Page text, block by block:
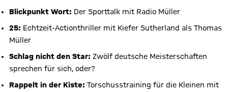
Blickpunkt Wort: Der Sporttalk mit Radio Müller
25: Echtzeit-Actionthriller mit Kiefer Sutherland als Thomas
Müller
Schlag nicht den Star: Zwölf deutsche Meisterschaften
sprechen für sich, oder?
Rappelt in der Kiste: Torschusstraining für die Kleinen mit